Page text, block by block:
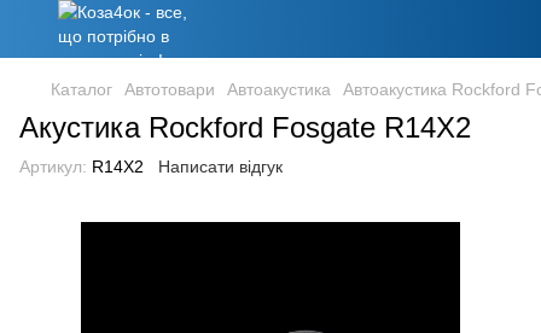
Каталог Автотовари Автоакустика Автоакустика Rockford
Акустика Rockford Fosgate R14X2
Артикул: R14X2 Написати відгук